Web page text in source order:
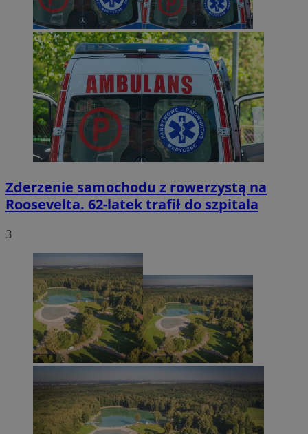
Zderzenie samochodu z rowerzystą na
Roosevelta. 62-latek trafił do szpitala
3